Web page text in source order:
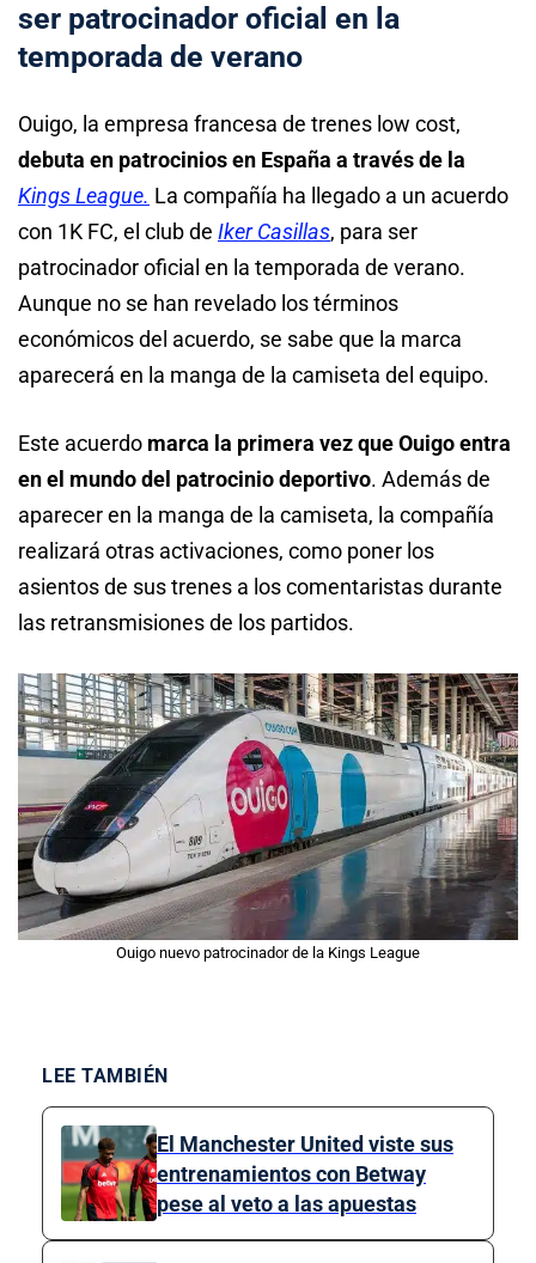
ser patrocinador oficial en la
temporada de verano
Ouigo, la empresa francesa de trenes low cost,
debuta en patrocinios en España a través de la
Kings League. La compañía ha llegado a un acuerdo
con 1K FC, el club de Iker Casillas, para ser
patrocinador oficial en la temporada de verano.
Aunque no se han revelado los términos
económicos del acuerdo, se sabe que la marca
aparecerá en la manga de la camiseta del equipo.
Este acuerdo marca la primera vez que Ouigo entra
en el mundo del patrocinio deportivo. Además de
aparecer en la manga de la camiseta, la compañía
realizará otras activaciones, como poner los
asientos de sus trenes a los comentaristas durante
las retransmisiones de los partidos.
Ouigo nuevo patrocinador de la Kings League
LEE TAMBIÉN
El Manchester United viste sus
entrenamientos con Betway
pese al veto a las apuestas